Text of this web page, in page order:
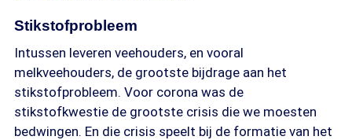
Stikstofprobleem
Intussen leveren veehouders, en vooral
melkveehouders, de grootste bijdrage aan het
stikstofprobleem. Voor corona was de
stikstofkwestie de grootste crisis die we moesten
bedwingen. En die crisis speelt bij de formatie van het